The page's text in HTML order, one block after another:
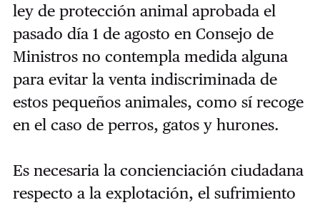
ley de protección animal aprobada el
pasado día 1 de agosto en Consejo de
Ministros no contempla medida alguna
para evitar la venta indiscriminada de
estos pequeños animales, como sí recoge
en el caso de perros, gatos y hurones.
Es necesaria la concienciación ciudadana
respecto a la explotación, el sufrimiento